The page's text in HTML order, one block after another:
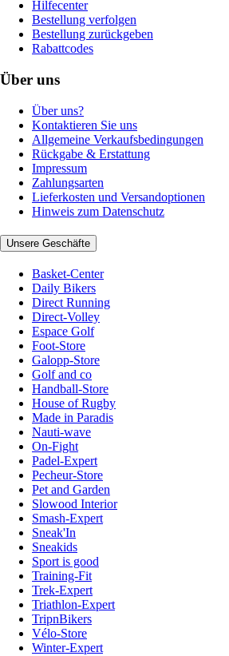
Hilfecenter
Bestellung verfolgen
Bestellung zurückgeben
Rabattcodes
Über uns
Über uns?
Kontaktieren Sie uns
Allgemeine Verkaufsbedingungen
Rückgabe & Erstattung
Impressum
Zahlungsarten
Lieferkosten und Versandoptionen
Hinweis zum Datenschutz
Unsere Geschäfte
Basket-Center
Daily Bikers
Direct Running
Direct-Volley
Espace Golf
Foot-Store
Galopp-Store
Golf and co
Handball-Store
House of Rugby
Made in Paradis
Nauti-wave
On-Fight
Padel-Expert
Pecheur-Store
Pet and Garden
Slowood Interior
Smash-Expert
Sneak'In
Sneakids
Sport is good
Training-Fit
Trek-Expert
Triathlon-Expert
TripnBikers
Vélo-Store
Winter-Expert